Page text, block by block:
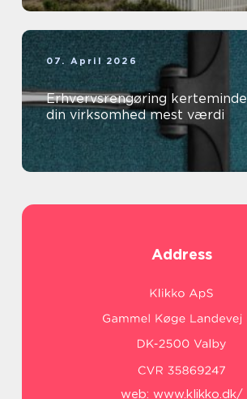
07. April 2026
Erhvervsrengøring kerteminde sådan får
din virksomhed mest værdi
Address
web: www.klikko.dk/